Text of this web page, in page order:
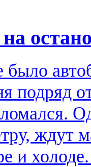
было
подряд
ждут
и